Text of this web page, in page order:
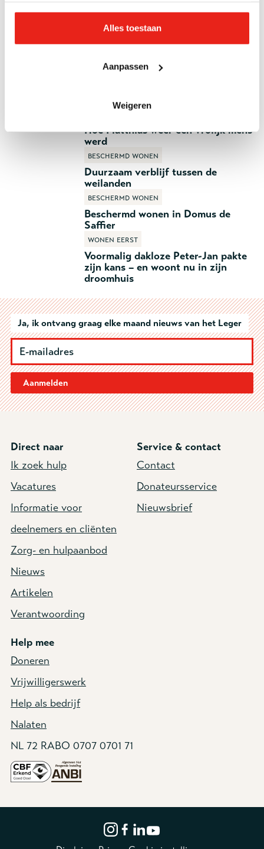
Alles toestaan
Aanpassen
Weigeren
Bekijk hier de vacatures
Hoe Matthias weer een vrolijk mens
werd
Beschermd wonen
Duurzaam verblijf tussen de
weilanden
Beschermd wonen
Beschermd wonen in Domus de
Saffier
Beschermd wonen
Voormalig dakloze Peter-Jan pakte
zijn kans – en woont nu in zijn
droomhuis
Wonen eerst
Ja, ik ontvang graag elke maand nieuws van het Leger
Aanmelden
Direct naar
Ik zoek hulp
Vacatures
Informatie voor
deelnemers en cliënten
Zorg- en hulpaanbod
Nieuws
Artikelen
Verantwoording
Service & contact
Contact
Donateursservice
Nieuwsbrief
Help mee
Doneren
Vrijwilligerswerk
Help als bedrijf
Nalaten
NL 72 RABO 0707 0701 71